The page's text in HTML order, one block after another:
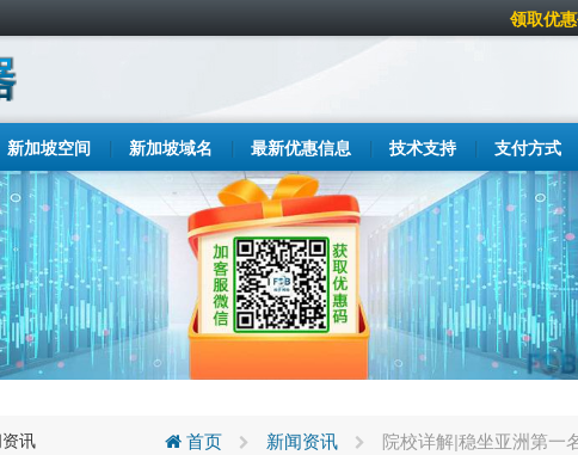
领取优
新加坡空间 新加坡域名 最新优惠信息 技术支持 支付方式
讯
首页 新闻资讯 院校详解|稳坐亚洲第一